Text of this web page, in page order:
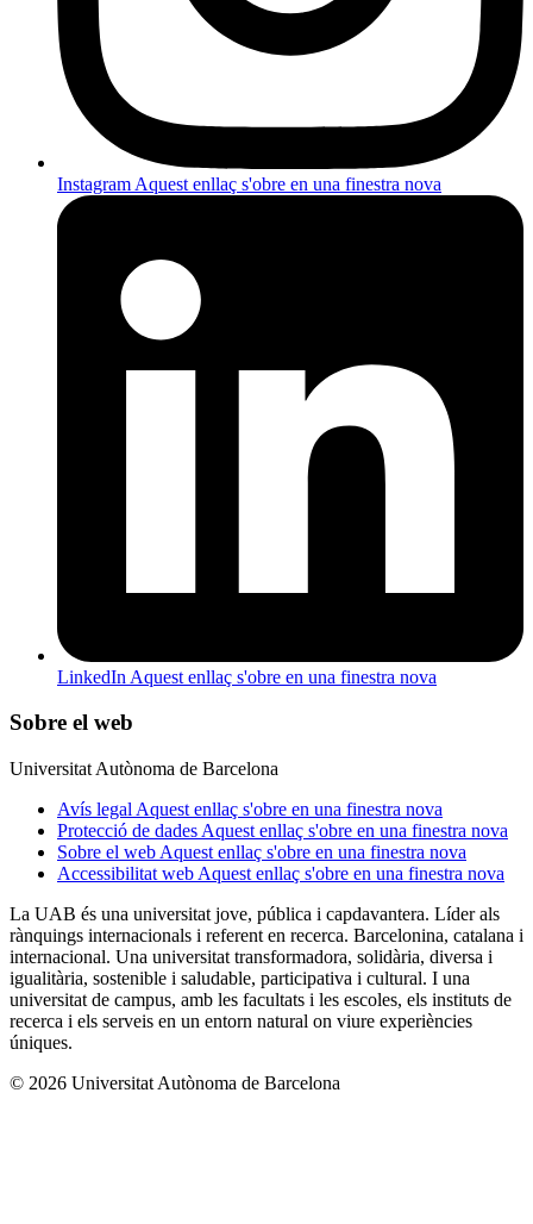
Instagram Aquest enllaç s'obre en una finestra nova
LinkedIn Aquest enllaç s'obre en una finestra nova
Sobre el web
Universitat Autònoma de Barcelona
Avís legal Aquest enllaç s'obre en una finestra nova
Protecció de dades Aquest enllaç s'obre en una finestra nova
Sobre el web Aquest enllaç s'obre en una finestra nova
Accessibilitat web Aquest enllaç s'obre en una finestra nova
La UAB és una universitat jove, pública i capdavantera. Líder als
rànquings internacionals i referent en recerca. Barcelonina, catalana i
internacional. Una universitat transformadora, solidària, diversa i
igualitària, sostenible i saludable, participativa i cultural. I una
universitat de campus, amb les facultats i les escoles, els instituts de
recerca i els serveis en un entorn natural on viure experiències
úniques.
© 2026 Universitat Autònoma de Barcelona